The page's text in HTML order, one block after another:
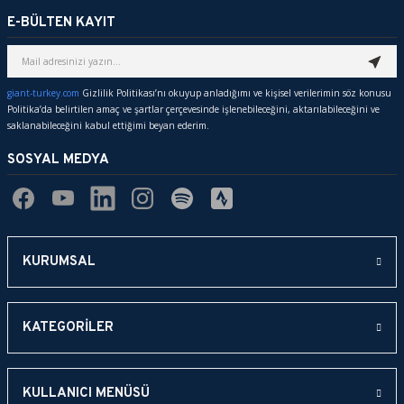
Görüş ve önerileriniz için teşekkür ederiz.
Ürün resmi kalitesiz, bozuk veya görüntülenemiyor.
Ürün açıklamasında eksik bilgiler bulunuyor.
Ürün bilgilerinde hatalar bulunuyor.
Bu ürüne benzer farklı alternatifler olmalı.
Gönder
E-BÜLTEN KAYIT
giant-turkey.com Gizlilik Politikası’nı okuyup anladığımı ve kişisel verilerimin söz konusu
Politika’da belirtilen amaç ve şartlar çerçevesinde işlenebileceğini, aktarılabileceğini ve
saklanabileceğini kabul ettiğimi beyan ederim.
SOSYAL MEDYA
KURUMSAL
KATEGORİLER
KULLANICI MENÜSÜ